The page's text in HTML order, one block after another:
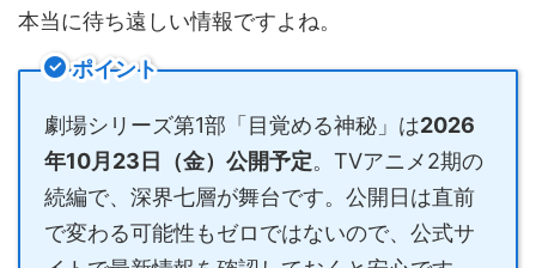
本当に待ち遠しい情報ですよね。
ポイント
劇場シリーズ第1部「目覚める神秘」は2026
年10月23日（金）公開予定。TVアニメ2期の
続編で、深界七層が舞台です。公開日は直前
で変わる可能性もゼロではないので、公式サ